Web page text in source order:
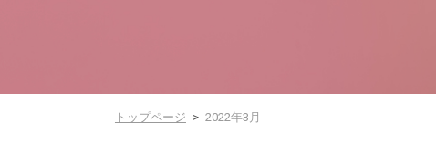
トップページ > 2022年3月